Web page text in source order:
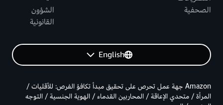
الصحفية
الشؤون
القانونية
English
Amazon جهة عمل تحرص على تحقيق مبدأ تكافؤ الفرص: للأقليات /
المرأة / متحدي الإعاقة / المحاربين القدماء / الهوية الجنسية / التوجه